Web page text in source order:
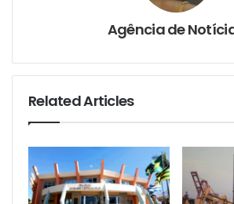
Agência de
Related Articles